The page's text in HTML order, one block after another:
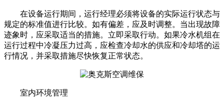
在设备运行期间，运行经理必须将设备的实际运行状态与
规定的标准值进行比较。如有偏差，应及时调整。当出现故障
迹象时，应采取适当的措施。立即采取行动。如果冷水机组在
运行过程中冷凝压力过高，应检查冷却水的供应和冷却塔的运
行情况，并采取措施尽快恢复正常状态。
室内环境管理